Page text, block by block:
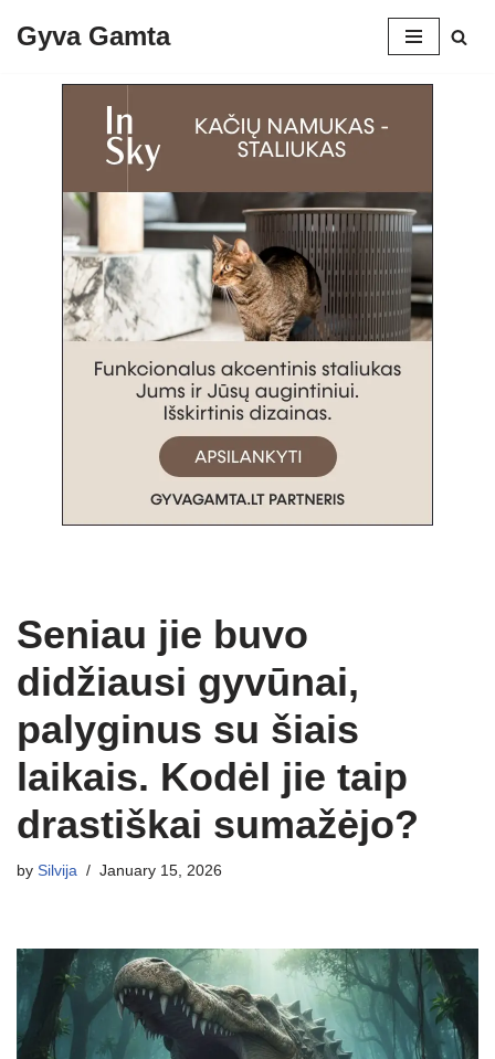
Gyva Gamta
Seniau jie buvo
didžiausi gyvūnai,
palyginus su šiais
laikais. Kodėl jie taip
drastiškai sumažėjo?
by Silvija January 15, 2026